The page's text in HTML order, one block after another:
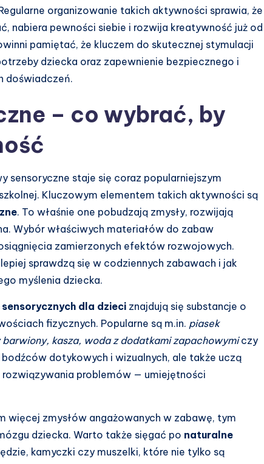
organizowanie takich aktywności sprawia, że
nabiera pewności siebie i rozwija kreatywność już od
pamiętać, że kluczem do skutecznej stymulacji
dziecka oraz zapewnienie bezpiecznego i
doświadczeń.
– co wybrać, by
sensoryczne staje się coraz popularniejszym
Kluczowym elementem takich aktywności są
. To właśnie one pobudzają zmysły, rozwijają
Wybór właściwych materiałów do zabaw
zamierzonych efektów rozwojowych.
sprawdzą się w codziennych zabawach i jak
myślenia dziecka.
dla dzieci znajdują się substancje o
fizycznych. Popularne są m.in. piasek
kasza, woda z dodatkami zapachowymiczy
dotykowych i wizualnych, ale także uczą
problemów — umiejętności
więcej zmysłów angażowanych w zabawę, tym
dziecka. Warto także sięgać po naturalne
kamyczki czy muszelki, które nie tylko są